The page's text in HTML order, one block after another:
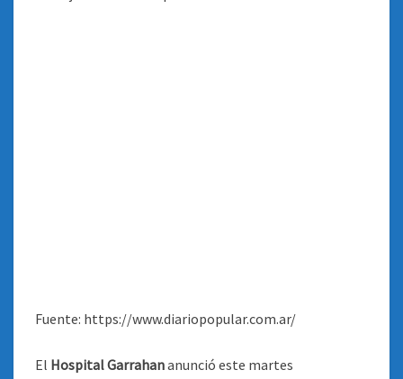
Fuente: https://www.diariopopular.com.ar/
El Hospital Garrahananunció este martes